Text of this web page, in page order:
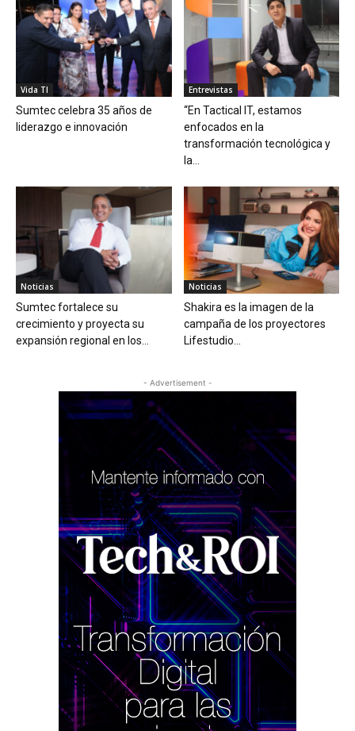
Vida TI
Sumtec celebra 35 años de
liderazgo e innovación
Entrevistas
“En Tactical IT, estamos
enfocados en la
transformación tecnológica y
la...
Noticias
Sumtec fortalece su
crecimiento y proyecta su
expansión regional en los...
Noticias
Shakira es la imagen de la
campaña de los proyectores
Lifestudio...
- Advertisement -